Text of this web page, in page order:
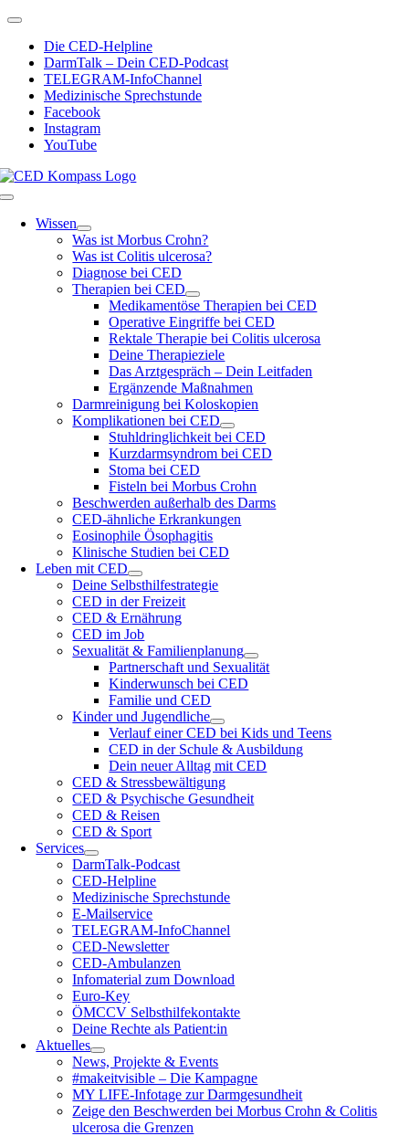
Zum
springen
Toggle
NavigationDie CED-Helpline
DarmTalk – Dein CED-Podcast
TELEGRAM-InfoChannel
Medizinische Sprechstunde
Facebook
Instagram
YouTube
Toggle
NavigationWissen
Was ist Morbus Crohn?
Was ist Colitis ulcerosa?
Diagnose bei CED
Therapien bei CED
Medikamentöse Therapien bei CED
Operative Eingriffe bei CED
Rektale Therapie bei Colitis ulcerosa
Deine Therapieziele
Das Arztgespräch – Dein Leitfaden
Ergänzende Maßnahmen
Darmreinigung bei Koloskopien
Komplikationen bei CED
Stuhldringlichkeit bei CED
Kurzdarmsyndrom bei CED
Stoma bei CED
Fisteln bei Morbus Crohn
Beschwerden außerhalb des Darms
CED-ähnliche Erkrankungen
Eosinophile Ösophagitis
Klinische Studien bei CED
Leben mit CED
Deine Selbsthilfestrategie
CED in der Freizeit
CED & Ernährung
CED im Job
Sexualität & Familienplanung
Partnerschaft und Sexualität
Kinderwunsch bei CED
Familie und CED
Kinder und Jugendliche
Verlauf einer CED bei Kids und Teens
CED in der Schule & Ausbildung
Dein neuer Alltag mit CED
CED & Stressbewältigung
CED & Psychische Gesundheit
CED & Reisen
CED & Sport
Services
DarmTalk-Podcast
CED-Helpline
Medizinische Sprechstunde
E-Mailservice
TELEGRAM-InfoChannel
CED-Newsletter
CED-Ambulanzen
Infomaterial zum Download
Euro-Key
ÖMCCV Selbsthilfekontakte
Deine Rechte als Patient:in
Aktuelles
News, Projekte & Events
#makeitvisible – Die Kampagne
MY LIFE-Infotage zur Darmgesundheit
Zeige den Beschwerden bei Morbus Crohn & Colitis
ulcerosa die Grenzen